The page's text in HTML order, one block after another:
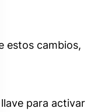
estos cambios,
para activar